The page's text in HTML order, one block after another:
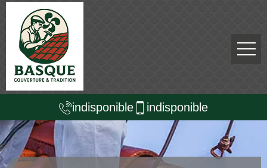
indisponible indisponible